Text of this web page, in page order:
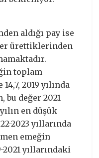
aldığı pay ise
ürettiklerinden
toplam
2019 yılında
bu değer 2021
en düşük
2023 yıllarında
emeğin
yıllarındaki